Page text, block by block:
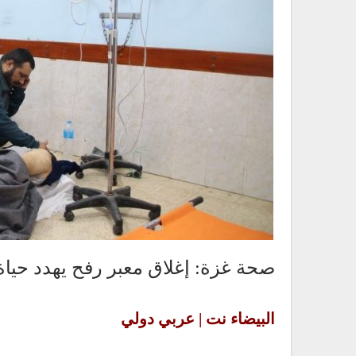
صحة غزة: إغلاق معبر رفح يهدد حياة 20 ألف مريض ويضاعف قوائم
البيضاء نت | عربي دولي